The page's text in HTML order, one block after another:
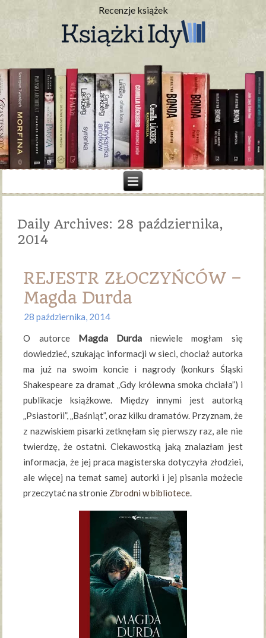
Recenzje książek
Daily Archives: 28 października,
2014
REJESTR ZŁOCZYŃCÓW –
Magda Durda
28 października, 2014
O autorce Magda Durda niewiele mogłam się
dowiedzieć, szukając informacji w sieci, chociaż autorka
ma już na swoim koncie i nagrody (konkurs Śląski
Shakespeare za dramat „Gdy królewna smoka chciała”) i
publikacje książkowe. Między innymi jest autorką
„Psiastorii”, „Baśniąt”, oraz kilku dramatów. Przyznam, że
z nazwiskiem pisarki zetknęłam się pierwszy raz, ale nie
twierdzę, że ostatni. Ciekawostką jaką znalazłam jest
informacja, że jej praca magisterska dotyczyła złodziei,
ale więcej na temat samej autorki i jej pisania możecie
przeczytać na stronie Zbrodni w bibliotece.